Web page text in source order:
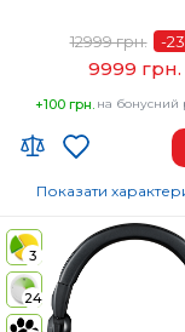
9999 грн.
12999 грн. -23
+100 грн. на бонусний
Тип навушників:
Повнорозмірні
Діапазон частот
4-40000 Гц
Показати
3
24